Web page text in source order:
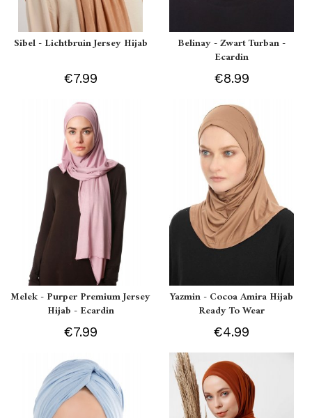
Sibel - Lichtbruin Jersey Hijab
€7.99
Belinay - Zwart Turban -
Ecardin
€8.99
Melek - Purper Premium Jersey
Hijab - Ecardin
€7.99
Yazmin - Cocoa Amira Hijab
Ready To Wear
€4.99